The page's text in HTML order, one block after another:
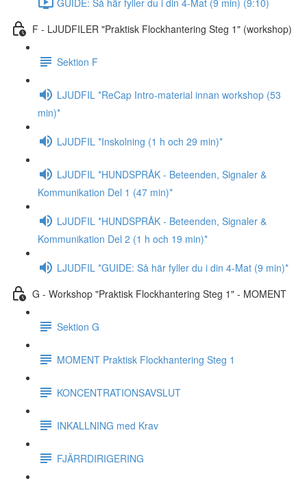
F - LJUDFILER "Praktisk Flockhantering Steg 1" (workshop)
Sektion F
LJUDFIL *ReCap Intro-material innan workshop (53
min)*
LJUDFIL *Inskolning (1 h och 29 min)*
LJUDFIL *HUNDSPRÅK - Beteenden, Signaler &
Kommunikation Del 1 (47 min)*
LJUDFIL *HUNDSPRÅK - Beteenden, Signaler &
Kommunikation Del 2 (1 h och 19 min)*
LJUDFIL *GUIDE: Så här fyller du i din 4-Mat (9 min)*
G - Workshop "Praktisk Flockhantering Steg 1" - MOMENT
Sektion G
MOMENT Praktisk Flockhantering Steg 1
KONCENTRATIONSAVSLUT
INKALLNING med Krav
FJÄRRDIRIGERING